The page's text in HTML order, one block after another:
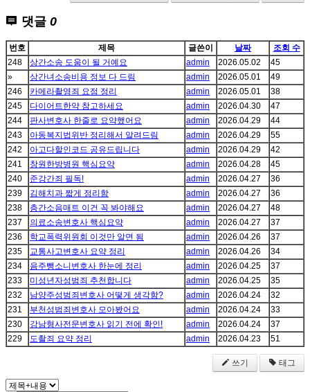
댓글 0
번호 제목 글쓴이 날짜
조회 수
248
상간소송 도움이 될 거예요 admin 2026.05.02
45
»
상간녀소송비용 정보 다 드림 admin 2026.05.01
49
246
카메라촬영죄 요점 정리 admin 2026.05.01
38
245
다이어트한약 참고하세요 admin 2026.04.30
47
244
판사변호사 한줄로 요약했어요 admin 2026.04.29
44
243
아동복지법위반 정리해서 알려드림 admin 2026.04.29
55
242
아고다할인코드 공유드립니다 admin 2026.04.29
42
241
창원한방병원 핵심요약 admin 2026.04.28
45
240
준강간죄 필독! admin 2026.04.27
36
239
김해치과 짧게 정리함 admin 2026.04.27
36
238
층간소음매트 이건 꼭 봐야해요 admin 2026.04.27
48
237
의료소송변호사 핵심요약 admin 2026.04.27
37
236
학교폭력위원회 이것만 알면 됨 admin 2026.04.26
37
235
교통사고변호사 요약 정리 admin 2026.04.26
34
234
음주뺑소니변호사 한눈에 정리 admin 2026.04.25
37
233
미성년자성범죄 추천합니다 admin 2026.04.25
35
232
남양주성범죄변호사 어떻게 생각함? admin 2026.04.24
32
231
부천성범죄변호사 모아봤어요 admin 2026.04.24
33
230
강남형사전문변호사 읽기 전에 확인! admin 2026.04.24
37
229
도촬죄 요약 정리 admin 2026.04.23 51
쓰기 태그